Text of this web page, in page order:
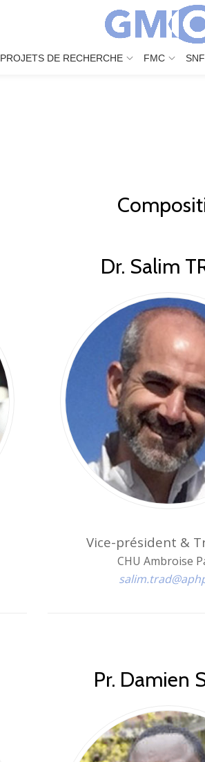
PROJETS DE RECHERCHE FMC
Dr. Salim
Vice-président &
CHU Ambroise
Pr. Damien